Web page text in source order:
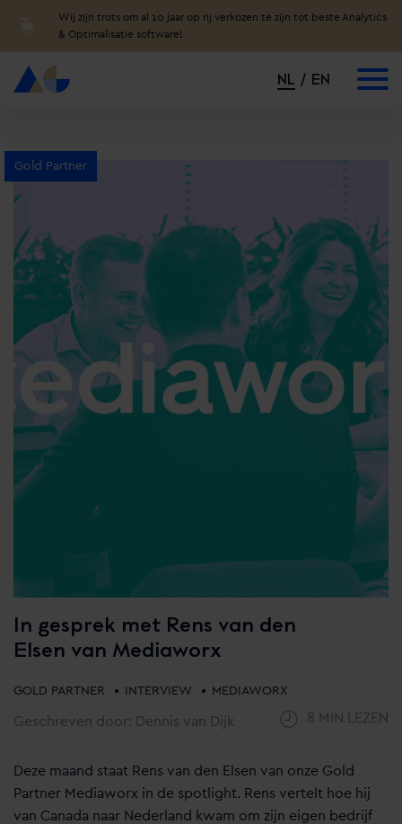
Wij zijn trots om al 10 jaar op rij verkozen te zijn tot beste Analytics
& Optimalisatie software!
NL EN
Gold Partner
In gesprek met Rens van den
Elsen van Mediaworx
GOLD PARTNER • INTERVIEW • MEDIAWORX
Geschreven door: Dennis van Dijk 8 MIN LEZEN
Deze maand staat Rens van den Elsen van onze Gold
Partner Mediaworx in de spotlight. Rens vertelt hoe hij
van Canada naar Nederland kwam om zijn eigen bedrijf